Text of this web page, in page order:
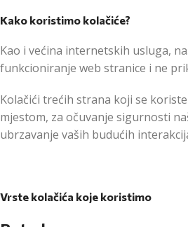
Kako koristimo kolačiće?
Kao i većina internetskih usluga,
funkcioniranje web stranice i ne
Kolačići trećih strana koji se
mjestom, za očuvanje sigurnosti
ubrzavanje vaših budućih
Vrste kolačića koje koristimo